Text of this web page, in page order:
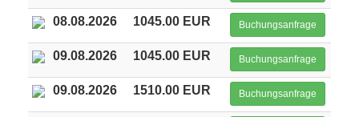
08.08.2026 1045.00 EUR Buchungsanfrage
09.08.2026 1045.00 EUR Buchungsanfrage
09.08.2026 1510.00 EUR Buchungsanfrage